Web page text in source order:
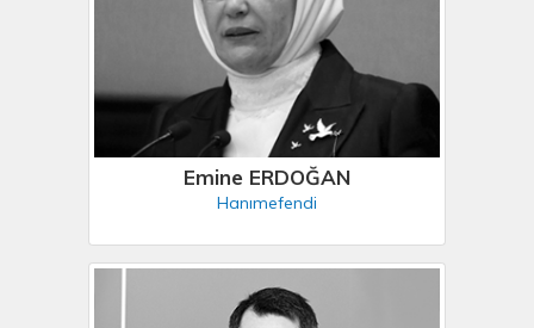
Emine ERDOĞAN
Hanımefendi